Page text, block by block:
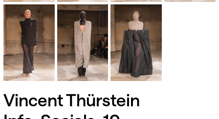
Vincent Thürstein